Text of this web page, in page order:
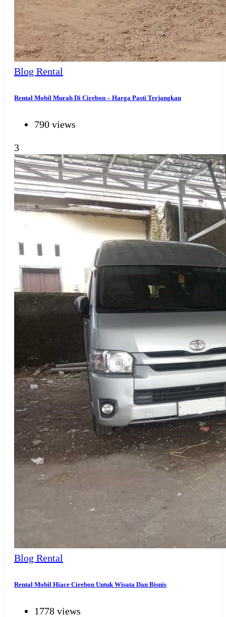
Blog Rental
Rental Mobil Murah Di Cirebon – Harga Pasti Terjangkau
790 views
3
Blog Rental
Rental Mobil Hiace Cirebon Untuk Wisata Dan Bisnis
1778 views